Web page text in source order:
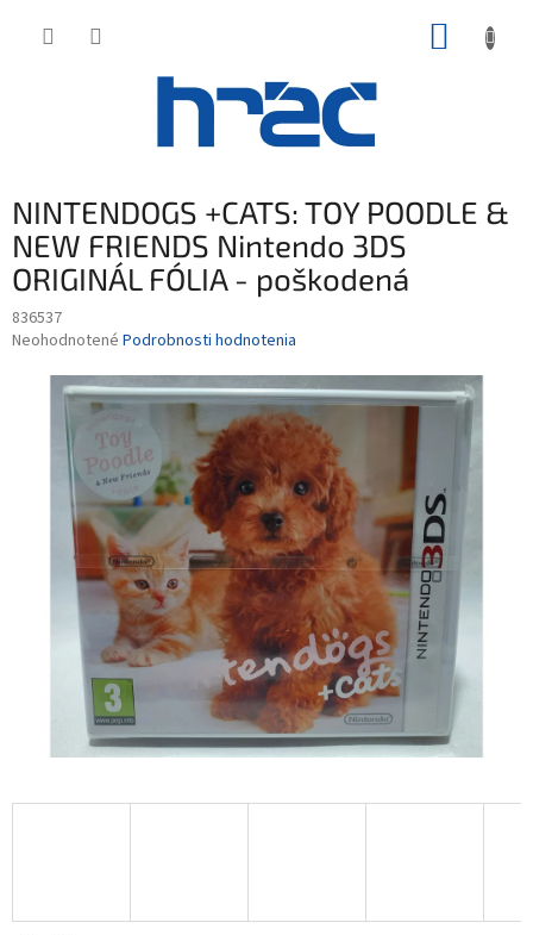
NINTENDOGS +CATS: TOY POODLE &
NEW FRIENDS Nintendo 3DS
ORIGINÁL FÓLIA - poškodená
836537
Priemerné
produktu
hviezdičiek.
Neohodnotené Podrobnosti hodnotenia